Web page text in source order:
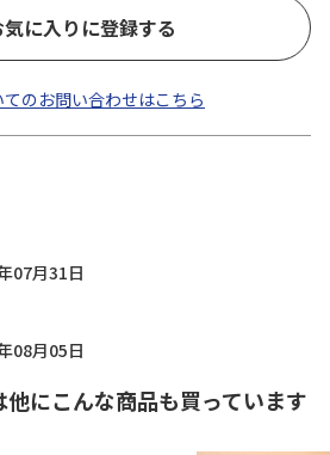
気に入りに登録する
のお問い合わせはこちら
07月31日
08月05日
にこんな商品も買っています